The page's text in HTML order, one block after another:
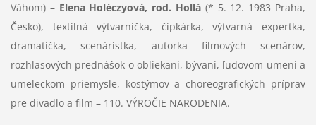
Váhom) –Elena Holéczyová, rod. Hollá (* 5. 12. 1983 Praha,
Česko), textilná výtvarníčka, čipkárka, výtvarná expertka,
dramatička, scenáristka, autorka filmových scenárov,
rozhlasových prednášok o obliekaní, bývaní, ľudovom umení a
umeleckom priemysle, kostýmov a choreografických príprav
pre divadlo a film – 110. VÝROČIE NARODENIA.